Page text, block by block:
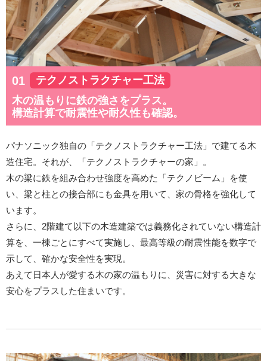
テクノストラクチャー工法
木の温もりに鉄の強さをプラス。
構造計算で耐震性や耐久性も確認。
パナソニック独自の「テクノストラクチャー工法」で建てる木
造住宅。それが、「テクノストラクチャーの家」。
木の梁に鉄を組み合わせ強度を高めた「テクノビーム」を使
い、梁と柱との接合部にも金具を用いて、家の骨格を強化して
います。
さらに、2階建て以下の木造建築では義務化されていない構造計
算を、一棟ごとにすべて実施し、最高等級の耐震性能を数字で
示して、確かな安全性を実現。
あえて日本人が愛する木の家の温もりに、災害に対する大きな
安心をプラスした住まいです。